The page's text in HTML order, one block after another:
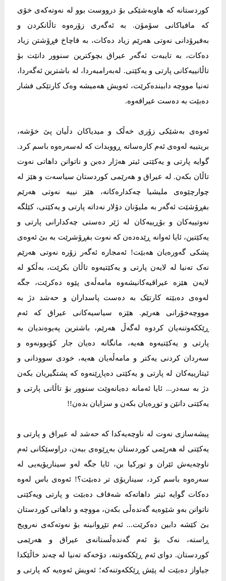
کوردستانە کە هاوبەشێکی بۆ درووست بوو لە نەوتەکەی خۆی
کە مافياکانی سۆمۆن. بە ئەگەری زۆرەوە تاڵانکردن و
بەفيرۆدانی نەوتی هەرێم زیاد دەکات، بە قاچاخ فڕۆشتن زیاد
دەکات، بە تايبەت ئەگەر عيراق بچوکترين سنوور دانێت بۆ
تاڵانييەکانی پارتی و یەکێتی. لەبەرامبەردا، لە باشترين ئەگەردا،
تەنيا مووچە دابيندەکرێت، ئەويش هەميشە وەک کارتێکی فشار
دەبێت بە دەست عيراقەوە.
ئەوەی بەشێکی زۆری خەڵک و ميدياکان دڵيان پێ خۆشە،
بريتييە لەوەی ئەم کارەساتە ڕووبدات کە لەسەرەوە باسم کرد.
گوایە پارتی و یەکێتی ئيتر هەژار دەبن و ناتوانن داهاتی نەوت
تاڵان بکەن. لە عيراق و هەرێمی کوردستان سياسەت و هێز لە
چوارچێوەی مليشيا چەکدارەکانە، هێز نييە نەوتی هەرێم
بفڕۆشێت ئەگەر بە مليۆنان دۆلار نەداتە پارتی و یەکێتی، کێلگە
نەوتييەکان و بۆڕييەکان لە ژێر دەستی چەکدارانی پارتی و
یەکێتين، ئایا ئەوانە ڕێدەدەن کە نەوت بفڕۆشرێت بە بێ ئەوەی
پشکی گەورەیان هەبێت! ئەمجارە ئەگەر زۆرە نەوتی هەرێم
نەک تەنيا لە لایەن پارتی و یەکێتيەوە تاڵان بکرێت، بەڵکو لە
لایەن هێزە عيراقيەکانيشەوە مامەڵەی پێوە دەکرێت، جگە
لەوەی دەبێتە کارتێک بە دەست پاسداران و حەشد دژ بە
مووچەخۆرانی هەرێم. هێزە سياسيەکانی عيراق کە ئەم
ڕێککەوتنەیان کردوە لەگەڵ هەرێم، باشترين پەيوەنديان بە
پارتی و یەکێتيەوە هەیە، مانگانە دەيان جار کۆبوونەوە و
سەردان کردنی یەکتر و مامەڵەیان هەیە، خودی سوودانی و
ئيتارييەکان لە پارتی و یەکێتی دەپاڕێنەوە کە پشتگيريان بکەن
دژ بە سەدر... ئایا ئەمانە دەيانەوێت سنوور بۆ تاڵانی پارتی و
یەکێتی دانێن و توڕەیان بکەن و سزایان بدەن!!
پيشەسازی نەوت لە ناوچەیەکدا کە حەشد لە عيراق و پارتی و
یەکێتی لە هەرێمی کوردستان بەڕێوەی ببەن، دراوسێکانی ئەم
ناوچەیەش ئێران و تورکيا بن، ئایا جگە لەو سيناريۆیەیی لە
سەرەوە باسم کرد، سيناريۆی تر دەبێت؟! ئەوەی باس لەوە
دەکات گوایە ئيتر داهاتەکە شەفاف دەبێت و پارتی ویەکێتی
ناتوانن بەو شێوەیە گەندەڵی بکەن، مووچە و داهاتی کوردستان
بێ کێشە دابين دەکرێت... ئەم تێڕوانينە بۆ نەوتەکەی نەرويج
ڕاستە، نەک بۆ ئەم گەندەڵستانەی عيراق و هەرێمی
کوردستان. دوای ئەم ڕێککەوتنە، دۆخەکە تەنيا لە چەند خاڵێکدا
جياواز دەبێت لە پێش ڕێککەوتنەکە؛ ئەويش ئەوەیە کە پارتی و